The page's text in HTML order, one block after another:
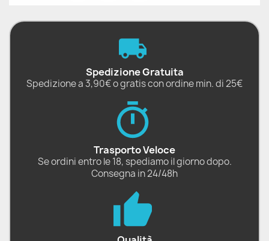
Spedizione Gratuita
Spedizione a 3,90€ o gratis con ordine min. di 25€
Trasporto Veloce
Se ordini entro le 18, spediamo il giorno dopo.
Consegna in 24/48h